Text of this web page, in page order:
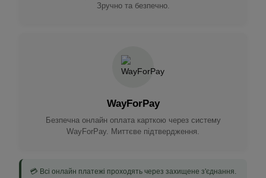
Зручно та безпечно.
WayForPay
Безпечна онлайн оплата карткою через систему
WayForPay. Миттєве підтвердження.
💳 Всі онлайн платежі проходять через захищене з'єднання.